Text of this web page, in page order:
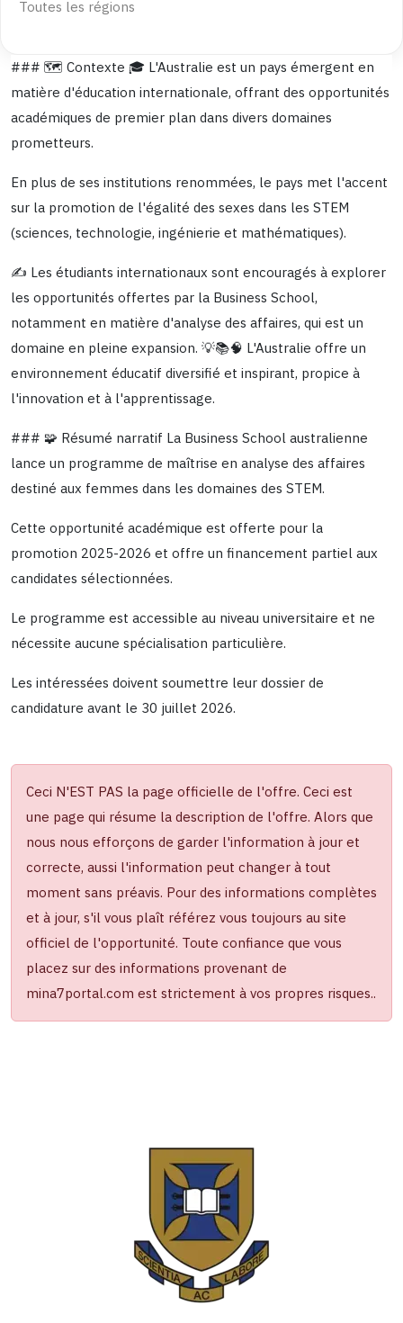
Toutes les régions
### 🗺️ Contexte 🎓 L'Australie est un pays émergent en
matière d'éducation internationale, offrant des opportunités
académiques de premier plan dans divers domaines
prometteurs.
En plus de ses institutions renommées, le pays met l'accent
sur la promotion de l'égalité des sexes dans les STEM
(sciences, technologie, ingénierie et mathématiques).
✍️ Les étudiants internationaux sont encouragés à explorer
les opportunités offertes par la Business School,
notamment en matière d'analyse des affaires, qui est un
domaine en pleine expansion. 💡📚🧠 L'Australie offre un
environnement éducatif diversifié et inspirant, propice à
l'innovation et à l'apprentissage.
### 🧩 Résumé narratif La Business School australienne
lance un programme de maîtrise en analyse des affaires
destiné aux femmes dans les domaines des STEM.
Cette opportunité académique est offerte pour la
promotion 2025-2026 et offre un financement partiel aux
candidates sélectionnées.
Le programme est accessible au niveau universitaire et ne
nécessite aucune spécialisation particulière.
Les intéressées doivent soumettre leur dossier de
candidature avant le 30 juillet 2026.
Ceci N'EST PAS la page officielle de l'offre. Ceci est
une page qui résume la description de l'offre. Alors que
nous nous efforçons de garder l'information à jour et
correcte, aussi l'information peut changer à tout
moment sans préavis. Pour des informations complètes
et à jour, s'il vous plaît référez vous toujours au site
officiel de l'opportunité. Toute confiance que vous
placez sur des informations provenant de
mina7portal.com est strictement à vos propres risques..